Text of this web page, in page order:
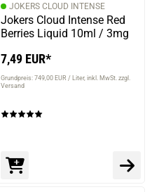
JOKERS CLOUD INTENSE
Jokers Cloud Intense Red
Berries Liquid 10ml / 3mg
7,49 EUR*
Grundpreis: 749,00 EUR / Liter inkl. MwSt. zzgl.
Versand